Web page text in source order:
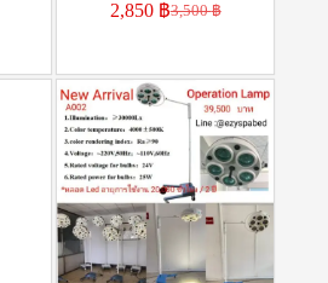
3,500฿
2,850 ฿